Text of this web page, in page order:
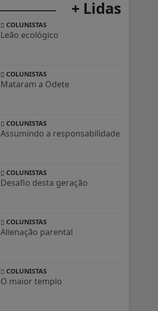
+ Lidas
COLUNISTAS
Leão ecológico
COLUNISTAS
Mataram a Odete
COLUNISTAS
Assumindo a responsabilidade
COLUNISTAS
Desafio desta geração
COLUNISTAS
Alienação parental
COLUNISTAS
O maior templo